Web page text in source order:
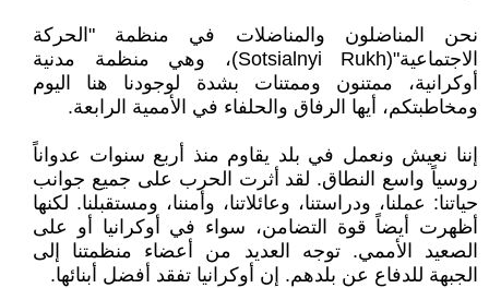
نحن المناضلون والمناضلات في منظمة "الحركة
الاجتماعية"(Sotsialnyi Rukh)، وهي منظمة مدنية
أوكرانية، ممتنون وممتنات بشدة لوجودنا هنا اليوم
ومخاطبتكم، أيها الرفاق والحلفاء في الأممية الرابعة.
إننا نعيش ونعمل في بلد يقاوم منذ أربع سنوات عدواناً
روسياً واسع النطاق. لقد أثرت الحرب على جميع جوانب
حياتنا: عملنا، ودراستنا، وعائلاتنا، وأمننا، ومستقبلنا. لكنها
أظهرت أيضاً قوة التضامن، سواء في أوكرانيا أو على
الصعيد الأممي. توجه العديد من أعضاء منظمتنا إلى
الجبهة للدفاع عن بلدهم. إن أوكرانيا تفقد أفضل أبنائها.